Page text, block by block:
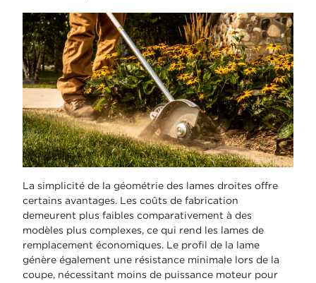
La simplicité de la géométrie des lames droites offre
certains avantages. Les coûts de fabrication
demeurent plus faibles comparativement à des
modèles plus complexes, ce qui rend les lames de
remplacement économiques. Le profil de la lame
génère également une résistance minimale lors de la
coupe, nécessitant moins de puissance moteur pour